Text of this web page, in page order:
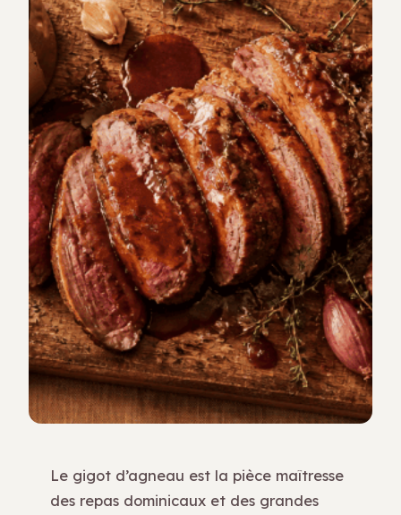
Le gigot d’agneau est la pièce maîtresse
des repas dominicaux et des grandes